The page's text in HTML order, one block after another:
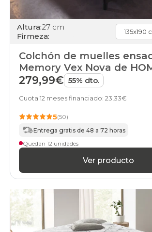
Altura:27 cm
Firmeza:
Colchón de muelles
Memory Vex Nova de
279,99€ 55% dto.
Cuota 12 meses financiado: 23,33€
5(50)
Entrega gratis de 48 a 72 horas
Quedan 12 unidades
Ver producto